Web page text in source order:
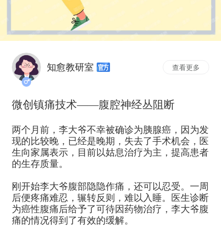
知愈教研室 查看更多
微创镇痛技术——腹腔神经丛阻断
两个月前，李大爷不幸被确诊为胰腺癌，因为发
现的比较晚，已经是晚期，失去了手术机会，医
生向家属表示，目前以姑息治疗为主，提高患者
的生存质量。
刚开始李大爷腹部隐隐作痛，还可以忍受。一周
后便疼痛难忍，辗转反则，难以入睡。医生诊断
为癌性腹痛后给予了可待因药物治疗，李大爷腹
痛的情况得到了有效的缓解。